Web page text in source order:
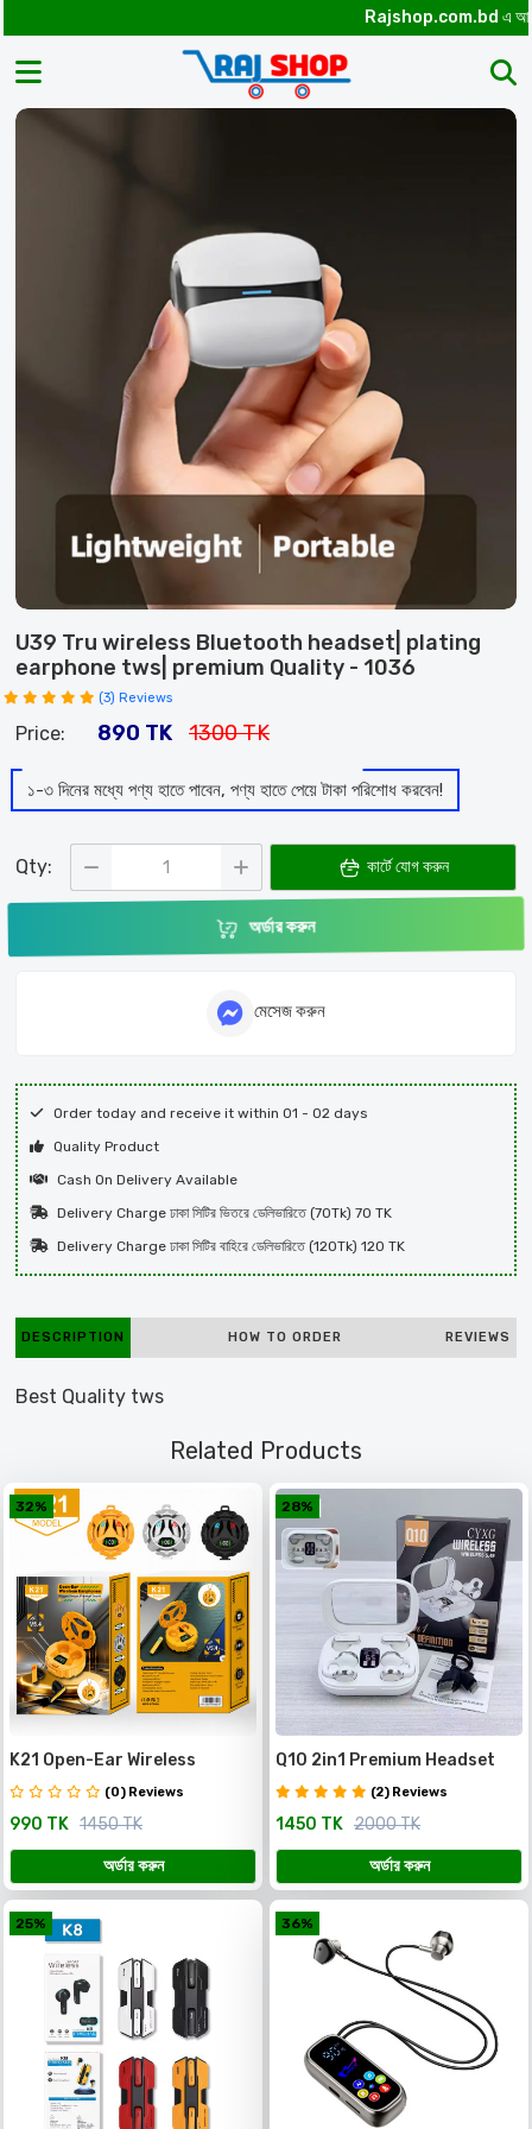
Rajshop.com.bdএ আপনাকে
U39 Tru wireless Bluetooth headset| plating
earphone tws| premium Quality - 1036
(3) Reviews
Price: 890 TK 1300 TK
১-৩ দিনের মধ্যে পণ্য হাতে পাবেন, পণ্য হাতে পেয়ে টাকা পরিশোধ করবেন!
Qty: কার্টে যোগ করুন
অর্ডার করুন
মেসেজ করুন
Order today and receive it within 01 - 02 days
Quality Product
Cash On Delivery Available
Delivery Charge ঢাকা সিটির ভিতরে ডেলিভারিতে (70Tk) 70 TK
Delivery Charge ঢাকা সিটির বাহিরে ডেলিভারিতে (120Tk) 120 TK
DESCRIPTION HOW TO ORDER REVIEWS
Best Quality tws
Related Products
32%
K21 Open-Ear Wireless
Earbuds – স্টাইল, কমফোর্ট ও প্রিমিয়াম
সাউন্ড
(0) Reviews
990 TK 1450 TK
অর্ডার করুন
28%
Q10 2in1 Premium Headset
একটি চার্জিং কেসেই পাচ্ছেন ২ জোড়া (৪টি)
Wireless Earbuds
(2) Reviews
1450 TK 2000 TK
অর্ডার করুন
25% 36%